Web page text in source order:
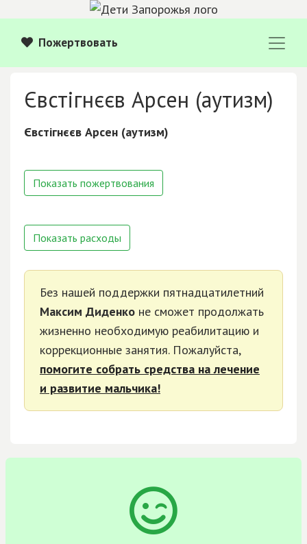
Пожертвовать
Євстігнєєв Арсен (аутизм)
Євстігнєєв Арсен (аутизм)
Показать пожертвования
Показать расходы
Без нашей поддержки пятнадцатилетний
Максим Диденко не сможет продолжать
жизненно необходимую реабилитацию и
коррекционные занятия. Пожалуйста,
помогите собрать средства на лечение
и развитие мальчика!